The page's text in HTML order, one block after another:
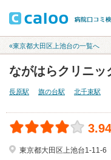
«東京都大田区上池台の一覧へ
ながはらクリニッ
長原駅 旗の台駅 北千束駅
3.94
東京都大田区上池台1-11-6